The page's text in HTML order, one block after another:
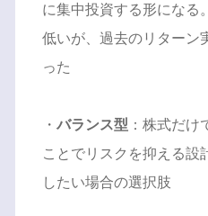
に集中投資する形になる
低いが、過去のリターン
った
・ バランス型 ：株式だけ
ことでリスクを抑える設
したい場合の選択肢